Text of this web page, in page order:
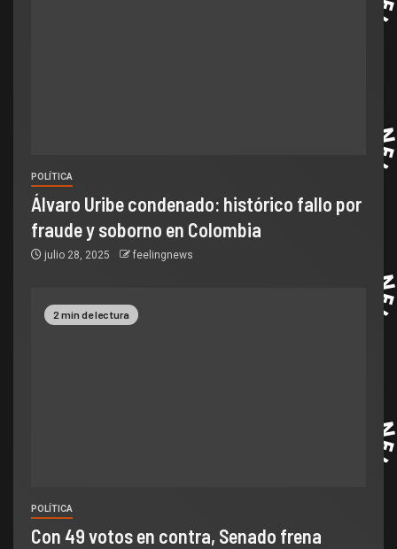
POLÍTICA
Álvaro Uribe condenado: histórico fallo por
fraude y soborno en Colombia
julio 28, 2025 feelingnews
2 min de lectura
POLÍTICA
Con 49 votos en contra, Senado frena